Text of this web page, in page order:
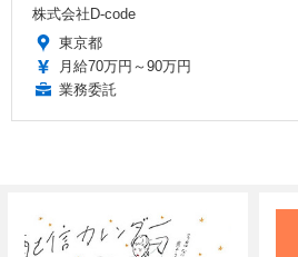
株式会社D-code
東京都
月給70万円～90万円
業務委託